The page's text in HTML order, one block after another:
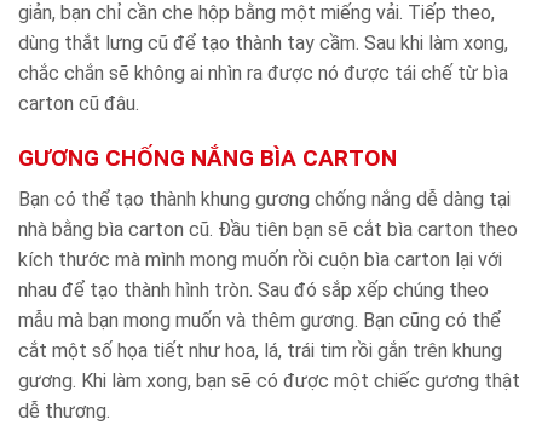
giản, bạn chỉ cần che hộp bằng một miếng vải. Tiếp theo,
dùng thắt lưng cũ để tạo thành tay cầm. Sau khi làm xong,
chắc chắn sẽ không ai nhìn ra được nó được tái chế từ bìa
carton cũ đâu.
GƯƠNG CHỐNG NẮNG BÌA CARTON
Bạn có thể tạo thành khung gương chống nắng dễ dàng tại
nhà bằng bìa carton cũ. Đầu tiên bạn sẽ cắt bìa carton theo
kích thước mà mình mong muốn rồi cuộn bìa carton lại với
nhau để tạo thành hình tròn. Sau đó sắp xếp chúng theo
mẫu mà bạn mong muốn và thêm gương. Bạn cũng có thể
cắt một số họa tiết như hoa, lá, trái tim rồi gắn trên khung
gương. Khi làm xong, bạn sẽ có được một chiếc gương thật
dễ thương.